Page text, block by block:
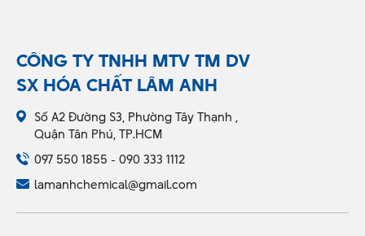
CÔNG TY TNHH MTV TM DV
SX HÓA CHẤT LÂM ANH
Số A2 Đường S3, Phường Tây Thạnh ,
Quận Tân Phú, TP.HCM
097 550 1855 - 090 333 1112
lamanhchemical@gmail.com